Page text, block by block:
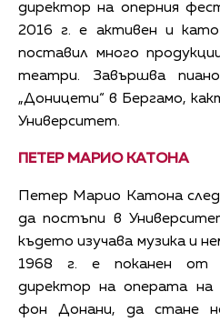
директор на оперния
2016 г. е активен и
поставил много
театри. Завършва
„Доницети“ в Бергамо,
Университет.
ПЕТЕР МАРИО КАТОНА
Петер Марио Катона
да постъпи в
където изучава музика и
1968 г. е поканен от
директор на операта
фон Донани, да стане